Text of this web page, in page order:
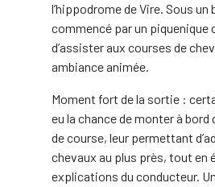
l’hippodrome de Vire. Sous un
commencé par un piquenique
d’assister aux courses de
ambiance animée.
Moment fort de la sortie :
eu la chance de monter à bord
de course, leur permettant
chevaux au plus près, tout en
explications du conducteur.